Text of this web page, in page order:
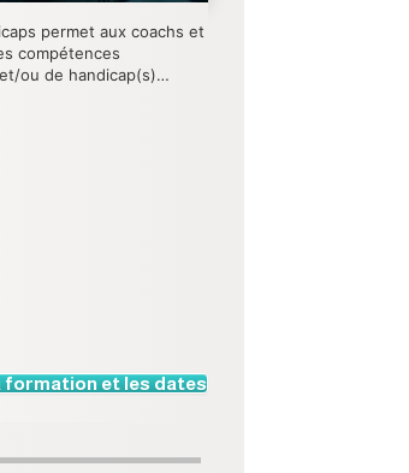
permet aux coachs et
compétences
ou de handicap(s)…
formation et les dates